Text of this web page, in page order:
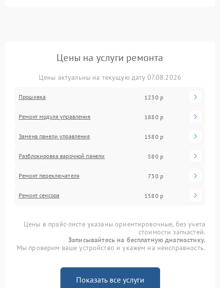
Цены на услуги ремонта
Цены актуальны на текущую дату 07.08.2026
Прошивка 1230 р
Ремонт модуля управления 1880 р
Замена панели управления 1580 р
Разблокировка варочной панели 580 р
Ремонт переключателя 730 р
Ремонт сенсора 1580 р
Цены в прайс-листе указаны ориентировочные, без учета
стоимости запчастей.
Записывайтесь на бесплатную диагностику.
Мы проверим ваше устройство и укажем на неисправность.
Показать все услуги